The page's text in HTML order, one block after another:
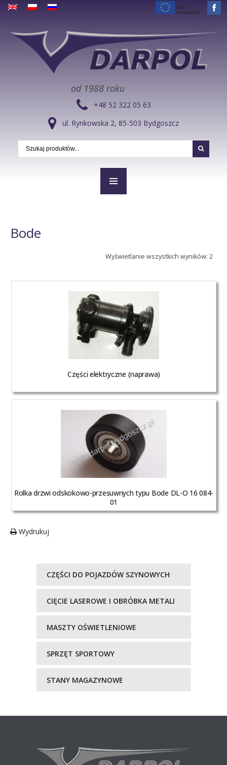
od 1988 roku
+48 52 322 05 63
ul. Rynkowska 2, 85-503 Bydgoszcz
Bode
Wyświetlanie wszystkich wyników: 2
Części elektryczne (naprawa)
Rolka drzwi odskokowo-przesuwnych typu Bode DL-O 16 084-
01
Wydrukuj
CZĘŚCI DO POJAZDÓW SZYNOWYCH
CIĘCIE LASEROWE I OBRÓBKA METALI
MASZTY OŚWIETLENIOWE
SPRZĘT SPORTOWY
STANY MAGAZYNOWE